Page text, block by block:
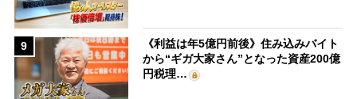
9
《利益は年5億円前後》住み込みバイト
から“ギガ大家さん”となった資産200億
円税理…